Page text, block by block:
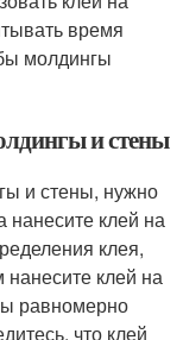
время
молдингы
и стены
и стены, нужно
клей на
клея,
клей на
равномерно
что клей